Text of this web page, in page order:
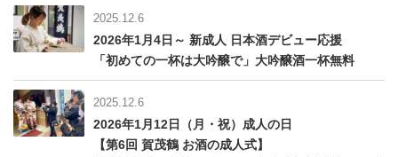
2025.12.6
2026年1月4日～ 新成人 日本酒デビュー応援
「初めての一杯は大吟醸で」大吟醸酒一杯無料
2025.12.6
2026年1月12日（月・祝）成人の日
【第6回 賀茂鶴 お酒の成人式】